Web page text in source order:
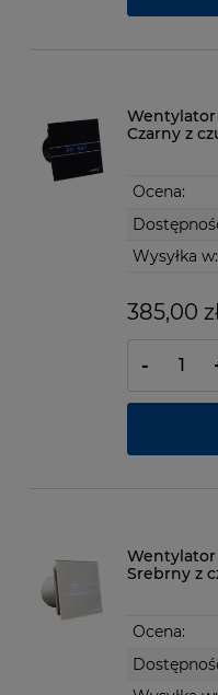
Wentylator
Czarny z
Ocena:
Wysyłka w:
385,00
-
Wentylator
Srebrny z
Ocena: